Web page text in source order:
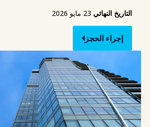
التاريخ النهائي
إجراء الحجز